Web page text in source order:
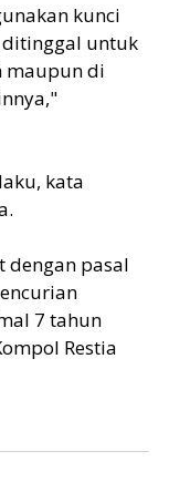
kunci
untuk
maupun di
kata
dengan pasal
7 tahun
Restia